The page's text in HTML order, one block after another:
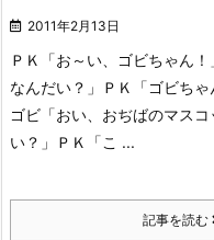
2011年2月13日
ＰＫ「お～い、ゴビちゃん！
なんだい？」
ＰＫ「ゴビち
ゴビ「おい、おぢばのマス
い？」
ＰＫ「こ ...
記事を読む